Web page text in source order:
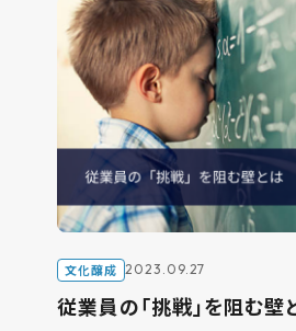
文化醸成 2023.09.27
従業員の「挑戦」を阻む壁